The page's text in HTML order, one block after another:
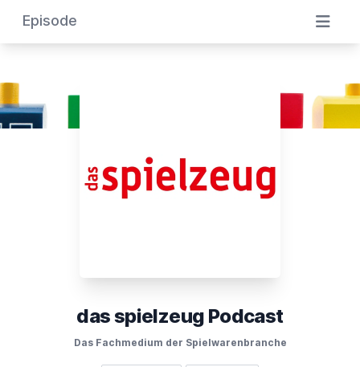
Episode
das spielzeug Podcast
Das Fachmedium der Spielwarenbranche